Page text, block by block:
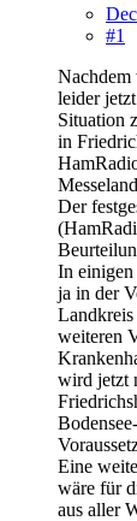
#1
Nachdem
leider
Situation
in
Der
In einigen
ja in der
Landkreis
weiteren
wird jetzt
Eine
wäre für
aus aller